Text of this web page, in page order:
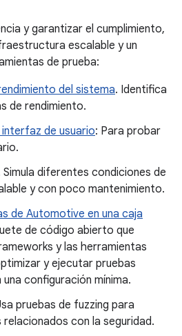
y garantizar el cumplimiento,
escalable y un
de prueba:
del sistema. Identifica
de rendimiento.
de usuario: Para probar
Simula diferentes condiciones de
y con poco mantenimiento.
de Automotive en una caja
de código abierto que
y las herramientas
y ejecutar pruebas
configuración mínima.
pruebas de fuzzing para
con la seguridad.